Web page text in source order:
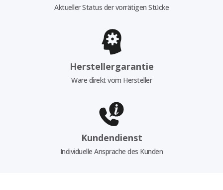
Aktueller Status der vorrätigen Stücke
Herstellergarantie
Ware direkt vom Hersteller
Kundendienst
Individuelle Ansprache des Kunden